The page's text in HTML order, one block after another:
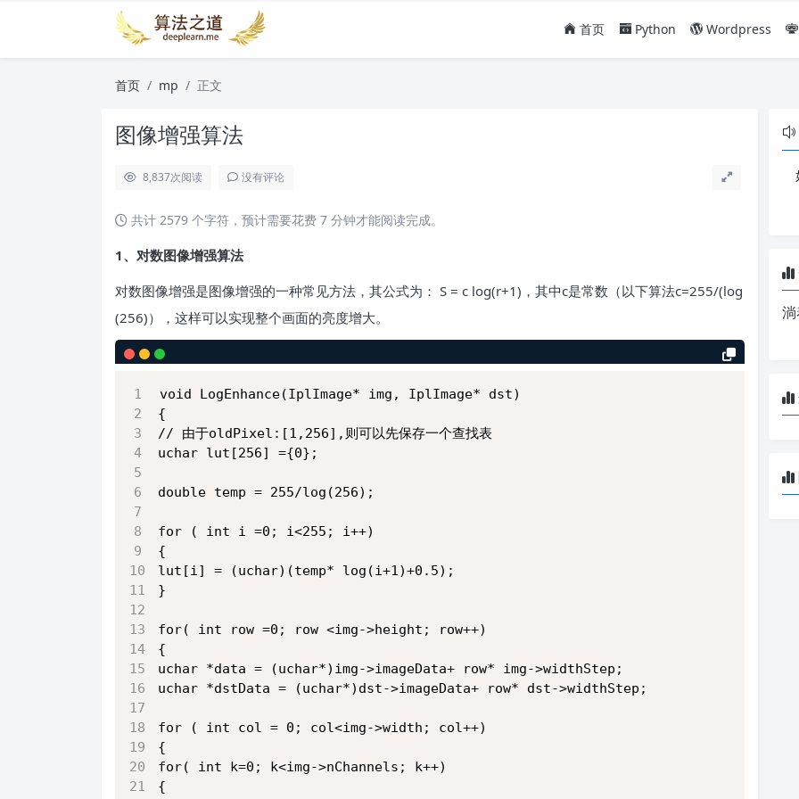
首页 Python Wordpress
首页 mp 正文
图像增强算法
8,837次阅读 没有评论
共计 2579 个字符，预计需要花费 7 分钟才能阅读完成。
1、对数图像增强算法
对数图像增强是图像增强的一种常见方法，其公式为： S = c log(r+1)，其中c是常数（以下算法c=255/(log
(256)），这样可以实现整个画面的亮度增大。
void LogEnhance(IplImage* img, IplImage* dst)
{
// 由于oldPixel:[1,256],则可以先保存一个查找表
uchar lut[256] ={0};
double temp = 255/log(256);
for ( int i =0; i<255; i++)
{
lut[i] = (uchar)(temp* log(i+1)+0.5);
}
for( int row =0; row <img->height; row++)
{
uchar *data = (uchar*)img->imageData+ row* img->widthStep;
uchar *dstData = (uchar*)dst->imageData+ row* dst->widthStep;
for ( int col = 0; col<img->width; col++)
{
for( int k=0; k<img->nChannels; k++)
{